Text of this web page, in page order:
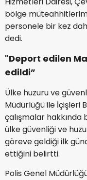
bölge
personele bir kez
dedi.
"Deport edilen
edildi”
Ülke huzuru ve
Müdürlüğü ile İçişleri
çalışmalar
ülke güvenliği ve
göreve geldiği ilk
ettiğini belirtti.
Polis Genel